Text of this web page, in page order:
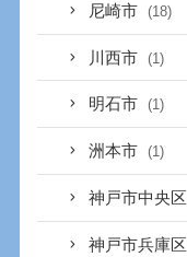
尼崎市 (18)
川西市 (1)
明石市 (1)
洲本市 (1)
神戸市中央区
神戸市兵庫区